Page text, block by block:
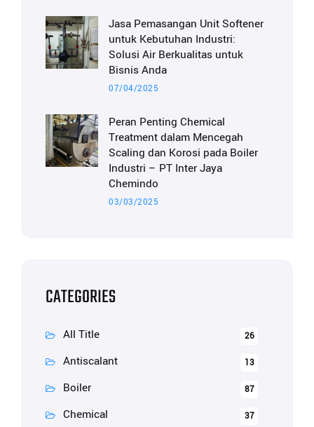
Jasa Pemasangan Unit Softener
untuk Kebutuhan Industri:
Solusi Air Berkualitas untuk
Bisnis Anda
07/04/2025
Peran Penting Chemical
Treatment dalam Mencegah
Scaling dan Korosi pada Boiler
Industri – PT Inter Jaya
Chemindo
03/03/2025
CATEGORIES
All Title 26
Antiscalant 13
Boiler 87
Chemical 37